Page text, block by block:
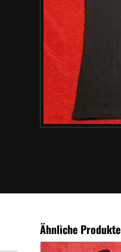
Ähnliche Produkte